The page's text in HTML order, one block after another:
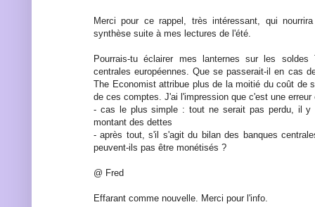
Merci pour ce rappel, très intéressant, qui
synthèse suite à mes lectures de l'été.
Pourrais-tu éclairer mes lanternes sur les soldes
centrales européennes. Que se passerait-il en cas
The Economist attribue plus de la moitié du coût de
de ces comptes. J'ai l'impression que c'est une erreur
- cas le plus simple : tout ne serait pas perdu, il y
montant des dettes
- après tout, s'il s'agit du bilan des banques
peuvent-ils pas être monétisés ?
@ Fred
Effarant comme nouvelle. Merci pour l'info.